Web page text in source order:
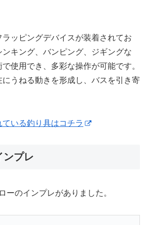
ッピングデバイスが装着されてお
ンキング、バンピング、ジギングな
使用でき、多彩な操作が可能です。
うねる動きを形成し、バスを引き寄
いる釣り具はコチラ
ンプレ
ーのインプレがありました。